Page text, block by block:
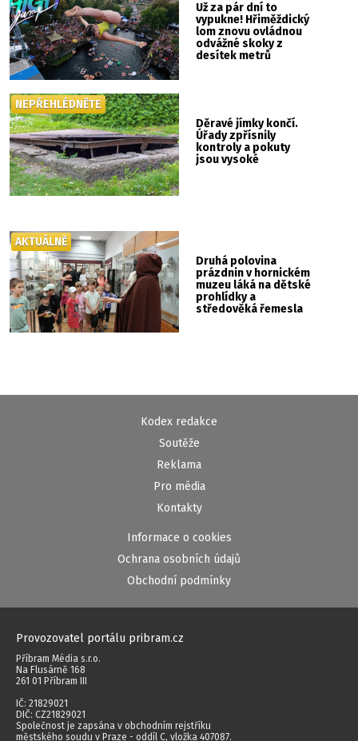
Už za pár dní to
vypukne! Hřiměždický
lom znovu ovládnou
odvážné skoky z
desítek metrů
Děravé jímky končí.
Úřady zpřísnily
kontroly a pokuty
jsou vysoké
NEPŘEHLÉDNĚTE
Druhá polovina
prázdnin v hornickém
muzeu láká na dětské
prohlídky a
středověká řemesla
AKTUÁLNĚ
Kodex redakce
Soutěže
Reklama
Pro média
Kontakty
Informace o cookies
Ochrana osobních údajů
Obchodní podmínky
Provozovatel portálu pribram.cz
Příbram Média s.r.o.
Na Flusárně 168
261 01 Příbram III
IČ: 21829021
DIČ: CZ21829021
Společnost je zapsána v obchodním rejstříku
městského soudu v Praze - oddíl C, vložka 407087.